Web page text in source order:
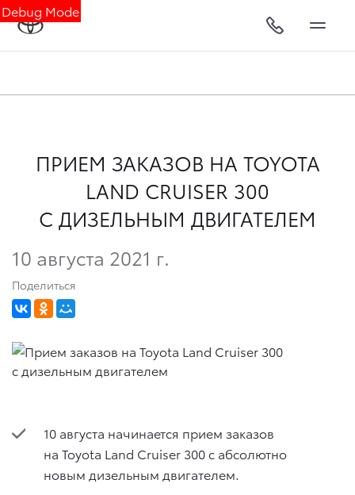
Debug Mode
ПРИЕМ ЗАКАЗОВ НА TOYOTA
LAND CRUISER 300
C ДИЗЕЛЬНЫМ ДВИГАТЕЛЕМ
10 августа 2021 г.
Поделиться
10 августа начинается прием заказов
на Toyota Land Cruiser 300 с абсолютно
новым дизельным двигателем.